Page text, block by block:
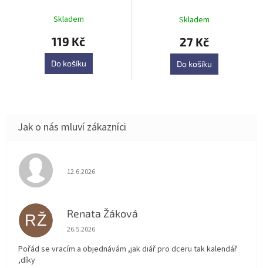
Skladem
119 Kč
Do košíku
Skladem
27 Kč
Do košíku
Hodnocení obchodu je 5 z 5 hvězdiček.
12.6.2026
RŽ Renata Žáková
Hodnocení obchodu je 5 z 5 hvězdiček.
26.5.2026
Pořád se vracím a objednávám ,jak diář pro dceru tak kalendář
,díky